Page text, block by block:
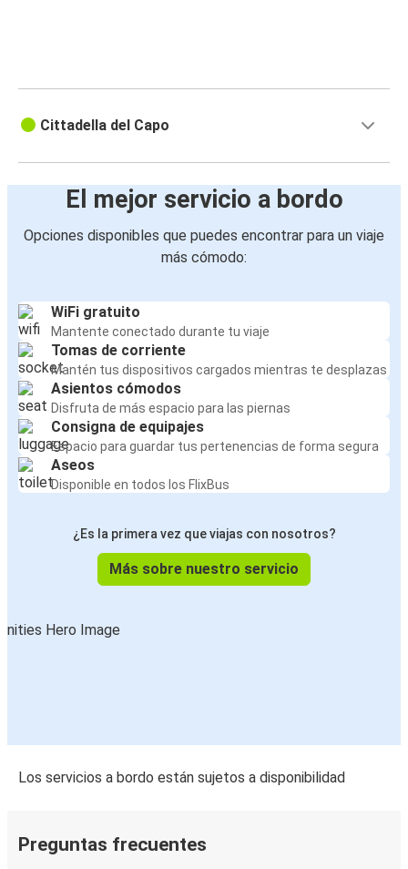
Cittadella del Capo
El mejor servicio a bordo
Opciones disponibles que puedes encontrar para un viaje
más cómodo:
WiFi gratuito
Mantente conectado durante tu viaje
Tomas de corriente
Mantén tus dispositivos cargados mientras te desplazas
Asientos cómodos
Disfruta de más espacio para las piernas
Consigna de equipajes
Espacio para guardar tus pertenencias de forma segura
Aseos
Disponible en todos los FlixBus
¿Es la primera vez que viajas con nosotros?
Más sobre nuestro servicio
Los servicios a bordo están sujetos a disponibilidad
Preguntas frecuentes